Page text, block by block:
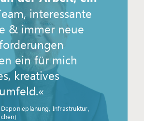
interessante
& immer neue
ein für mich
kreatives
Infrastruktur,